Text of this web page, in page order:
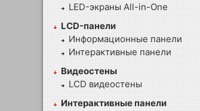
LED-экраны All-in-One
LCD-панели
Информационные панели
Интерактивные панели
Видеостены
LCD видеостены
Интерактивные панели